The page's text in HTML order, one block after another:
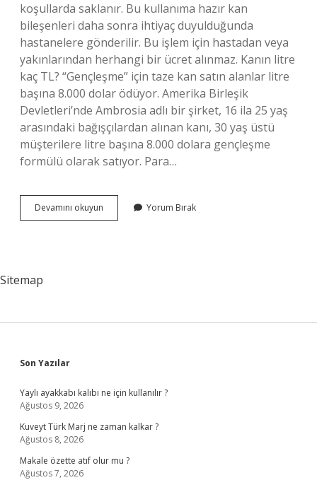
koşullarda saklanır. Bu kullanıma hazır kan
bileşenleri daha sonra ihtiyaç duyulduğunda
hastanelere gönderilir. Bu işlem için hastadan veya
yakınlarından herhangi bir ücret alınmaz. Kanın litre
kaç TL? “Gençleşme” için taze kan satın alanlar litre
başına 8.000 dolar ödüyor. Amerika Birleşik
Devletleri’nde Ambrosia adlı bir şirket, 16 ila 25 yaş
arasındaki bağışçılardan alınan kanı, 30 yaş üstü
müşterilere litre başına 8.000 dolara gençleşme
formülü olarak satıyor. Para…
Devamını okuyun
Ünite
Yorum Bırak
Sitemap
Sidebar
Son Yazılar
Yaylı ayakkabı kalıbı ne için kullanılır ?
Ağustos 9, 2026
Kuveyt Türk Marj ne zaman kalkar ?
Ağustos 8, 2026
Makale özette atıf olur mu ?
Ağustos 7, 2026